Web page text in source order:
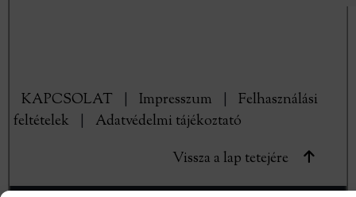
KAPCSOLAT Impresszum
Felhasználási
feltételek
Adatvédelmi tájékoztató
Vissza a lap tetejére